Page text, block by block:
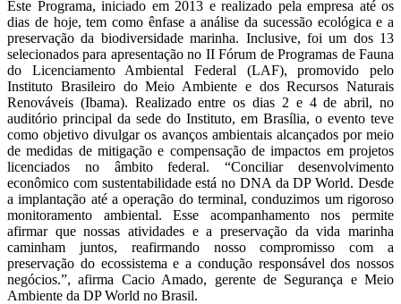
Este Programa, iniciado em 2013 e realizado pela empresa até os
dias de hoje, tem como ênfase a análise da sucessão ecológica e a
preservação da biodiversidade marinha. Inclusive, foi um dos 13
selecionados para apresentação no II Fórum de Programas de Fauna
do Licenciamento Ambiental Federal (LAF), promovido pelo
Instituto Brasileiro do Meio Ambiente e dos Recursos Naturais
Renováveis (Ibama). Realizado entre os dias 2 e 4 de abril, no
auditório principal da sede do Instituto, em Brasília, o evento teve
como objetivo divulgar os avanços ambientais alcançados por meio
de medidas de mitigação e compensação de impactos em projetos
licenciados no âmbito federal. “Conciliar desenvolvimento
econômico com sustentabilidade está no DNA da DP World. Desde
a implantação até a operação do terminal, conduzimos um rigoroso
monitoramento ambiental. Esse acompanhamento nos permite
afirmar que nossas atividades e a preservação da vida marinha
caminham juntos, reafirmando nosso compromisso com a
preservação do ecossistema e a condução responsável dos nossos
negócios.”, afirma Cacio Amado, gerente de Segurança e Meio
Ambiente da DP World no Brasil.